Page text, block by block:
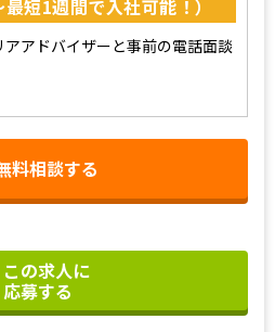
短1週間で入社可能！）
アドバイザーと事前の電話面談
料相談する
この求人に
応募する